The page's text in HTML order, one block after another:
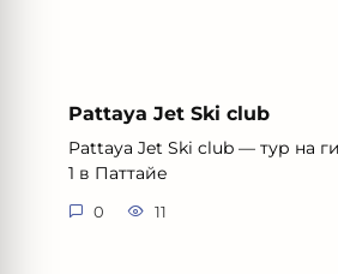
Pattaya Jet Ski club
Pattaya Jet Ski club — тур на
1 в Паттайе
0 11